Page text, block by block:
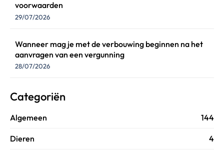
voorwaarden
29/07/2026
Wanneer mag je met de verbouwing beginnen na het
aanvragen van een vergunning
28/07/2026
Categoriën
Algemeen 144
Dieren 4